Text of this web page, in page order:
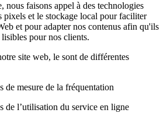
faisons appel à des technologies
pixels et le stockage local pour faciliter
et pour adapter nos contenus afin qu'ils
pour nos clients.
site web, le sont de différentes
de mesure de la fréquentation
de l’utilisation du service en ligne